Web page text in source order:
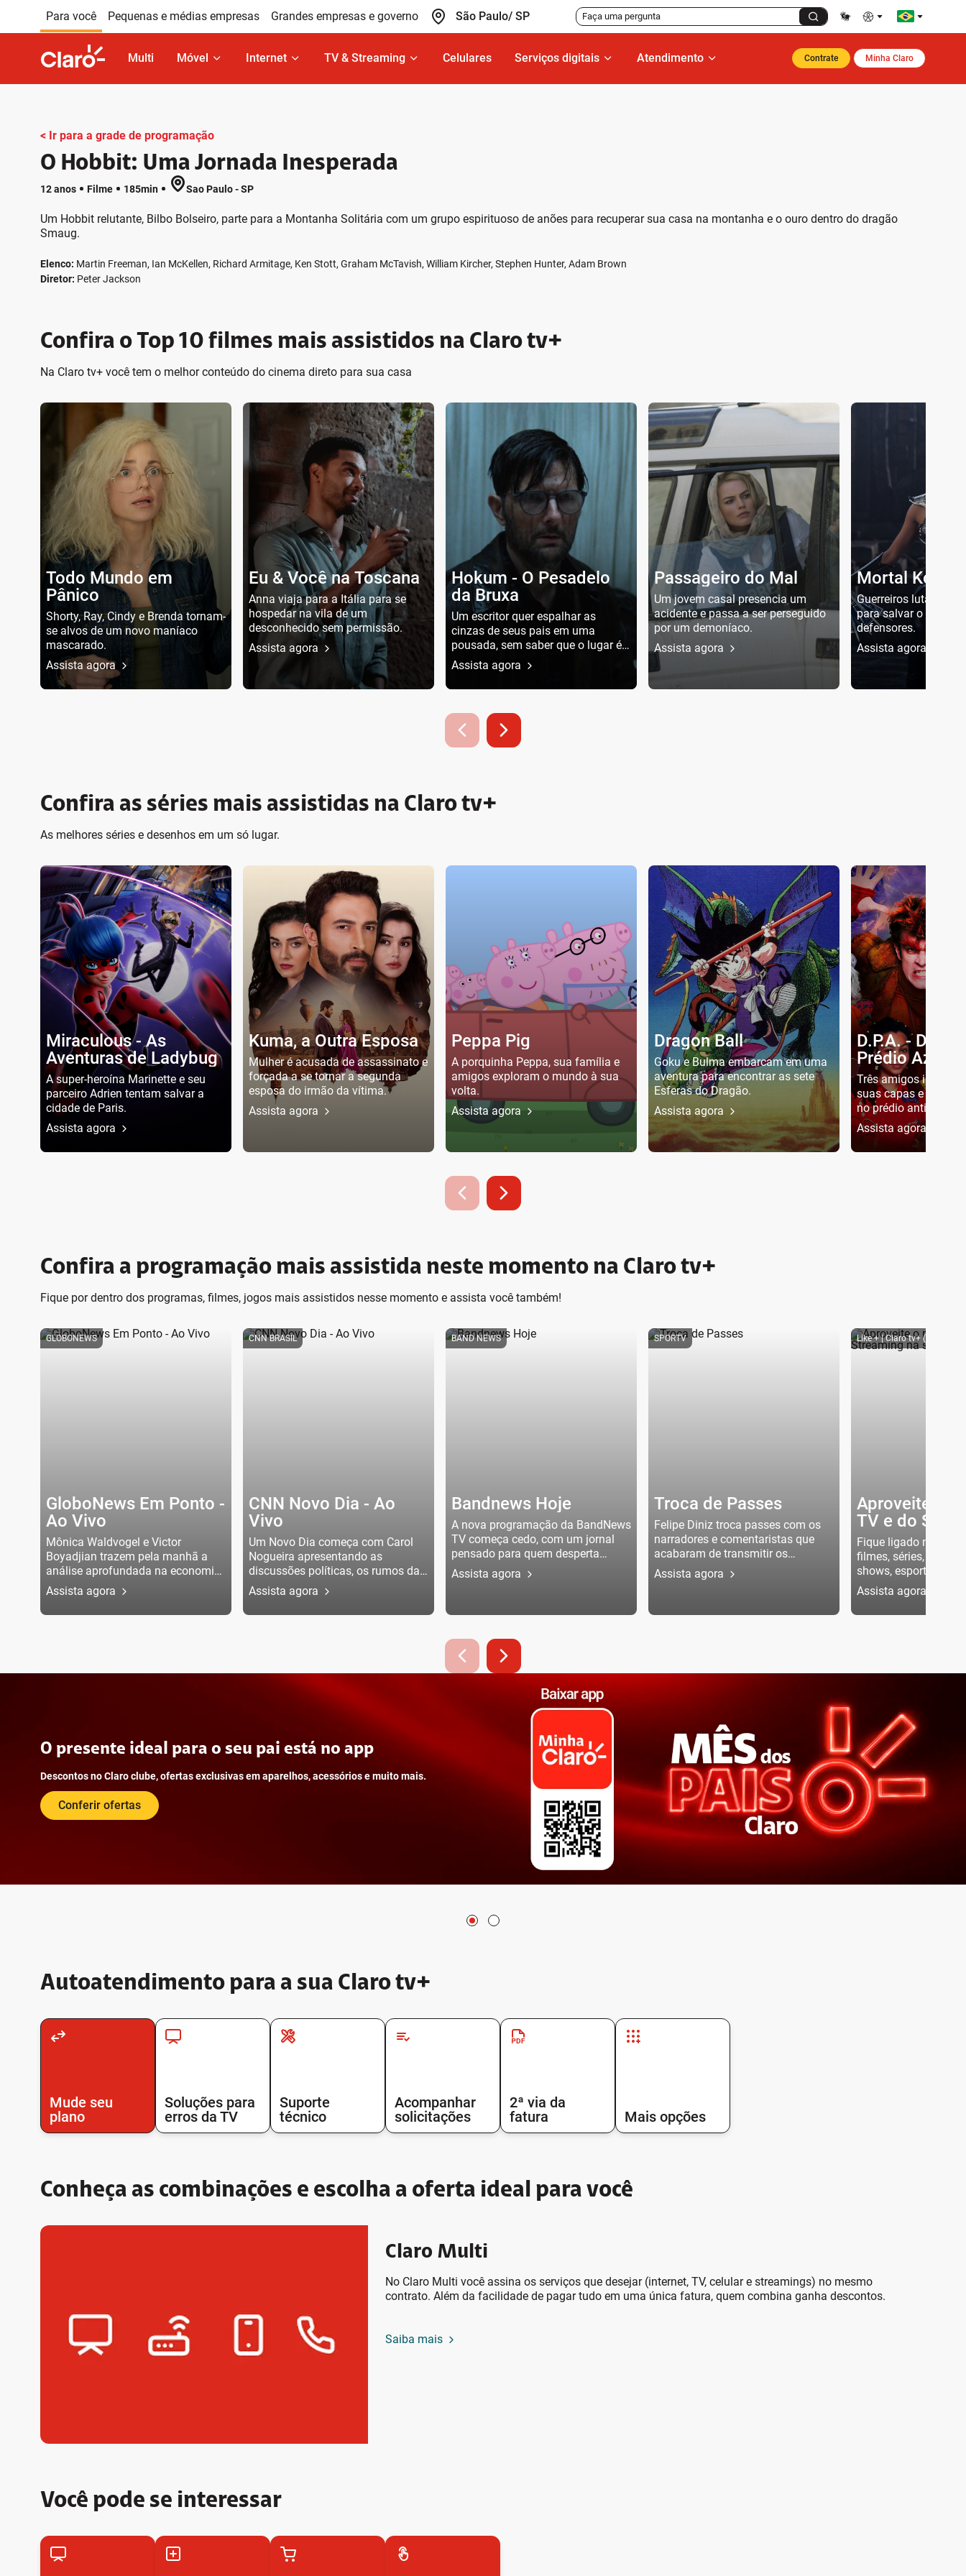
Ir para o Corpo do site Ir para o Cabeçalho do site Ir para o Rodapé do site
Para você Pequenas e médias empresas Grandes empresas e governo São Paulo/ SP Faça uma pergunta
Multi Móvel Internet TV & Streaming Celulares Serviços digitais Atendimento Contrate Minha Claro
< Ir para a grade de programação
O Hobbit: Uma Jornada Inesperada
12 anos Filme 185min Sao Paulo - SP
Um Hobbit relutante, Bilbo Bolseiro, parte para a Montanha Solitária com um grupo espirituoso de anões para recuperar sua casa na montanha e o ouro dentro do dragão
Smaug.
Elenco: Martin Freeman, Ian McKellen, Richard Armitage, Ken Stott, Graham McTavish, William Kircher, Stephen Hunter, Adam Brown
Diretor: Peter Jackson
Confira o Top 10 filmes mais assistidos na Claro tv+
Na Claro tv+ você tem o melhor conteúdo do cinema direto para sua casa
Todo Mundo em
Pânico
Shorty, Ray, Cindy e Brenda tornam-
se alvos de um novo maníaco
mascarado.
Assista agora
Eu & Você na Toscana
Anna viaja para a Itália para se
hospedar na vila de um
desconhecido sem permissão.
Assista agora
Hokum - O Pesadelo
da Bruxa
Um escritor quer espalhar as
cinzas de seus pais em uma
pousada, sem saber que o lugar é
assombrado.
Assista agora
Passageiro do Mal
Um jovem casal presencia um
acidente e passa a ser perseguido
por um demoníaco.
Assista agora
Mortal
Guerreiros lutam
para salvar o Reino
defensores.
Assista agora
Confira as séries mais assistidas na Claro tv+
As melhores séries e desenhos em um só lugar.
Miraculous - As
Aventuras de Ladybug
A super-heroína Marinette e seu
parceiro Adrien tentam salvar a
cidade de Paris.
Assista agora
Kuma, a Outra Esposa
Mulher é acusada de assassinato e
forçada a se tornar a segunda
esposa do irmão da vítima.
Assista agora
Peppa Pig
A porquinha Peppa, sua família e
amigos exploram o mundo à sua
volta.
Assista agora
Dragon Ball
Goku e Bulma embarcam em uma
aventura para encontrar as sete
Esferas do Dragão.
Assista agora
D.P.A. -
Prédio Azul
Três amigos
suas capas e
no prédio antigo
Assista agora
Confira a programação mais assistida neste momento na Claro tv+
Fique por dentro dos programas, filmes, jogos mais assistidos nesse momento e assista você também!
GLOBONEWS
GloboNews Em Ponto -
Ao Vivo
Mônica Waldvogel e Victor
Boyadjian trazem pela manhã a
análise aprofundada na economia
e política, com entrevistados que
apresentam todos os lados da
notícia.
Assista agora
CNN BRASIL
CNN Novo Dia - Ao
Vivo
Um Novo Dia começa com Carol
Nogueira apresentando as
discussões políticas, os rumos da
economia e do mundo.
Assista agora
BAND NEWS
Bandnews Hoje
A nova programação da BandNews
TV começa cedo, com um jornal
pensado para quem desperta
conectado aos acontecimentos
que movimentam o Brasil e o
Assista agora
SPORTV
Troca de Passes
Felipe Diniz troca passes com os
narradores e comentaristas que
acabaram de transmitir os
principais jogos da rodada.
Assista agora
Like + | Claro tv+ (CANAL
Aproveite o
TV e do
sua Claro tv+
Fique ligado nas
filmes, séries,
shows, esportes e
Aproveite com toda
melhor da TV e do
sua Claro tv+
Assista agora
Aproveite as combinações no multi
Adicione outros produtos Claro e viva a experiência completa com a Claro tv+.
Saiba mais
Autoatendimento para a sua Claro tv+
Mude seu
plano
Soluções para
erros da TV
Suporte
técnico
Acompanhar
solicitações
2ª via da
fatura
Mais opções
Conheça as combinações e escolha a oferta ideal para você
Claro Multi
No Claro Multi você assina os serviços que desejar (internet, TV, celular e streamings) no mesmo
contrato. Além da facilidade de pagar tudo em uma única fatura, quem combina ganha descontos.
Saiba mais
Você pode se interessar